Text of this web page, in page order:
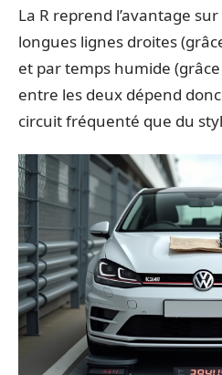
La R reprend l’avantage
longues lignes droites
et par temps humide
entre les deux dépend
circuit fréquenté que du